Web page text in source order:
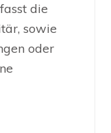
die
sowie
oder